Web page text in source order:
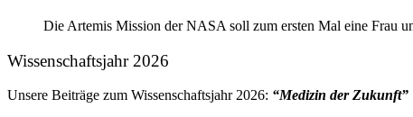
Die Artemis Mission der NASA soll zum ersten Mal eine Frau
Wissenschaftsjahr 2026
Unsere Beiträge zum Wissenschaftsjahr 2026: “Medizin der Zukunft”